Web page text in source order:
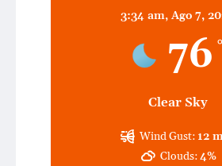
3:34 am, Ago 7,
76
Clear Sky
Wind Gust: 12
Clouds:4%